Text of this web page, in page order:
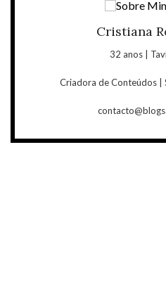
Cristiana
32 anos |
Criadora de Conteúdos |